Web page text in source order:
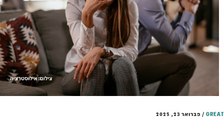
/ פברואר 23, 2025